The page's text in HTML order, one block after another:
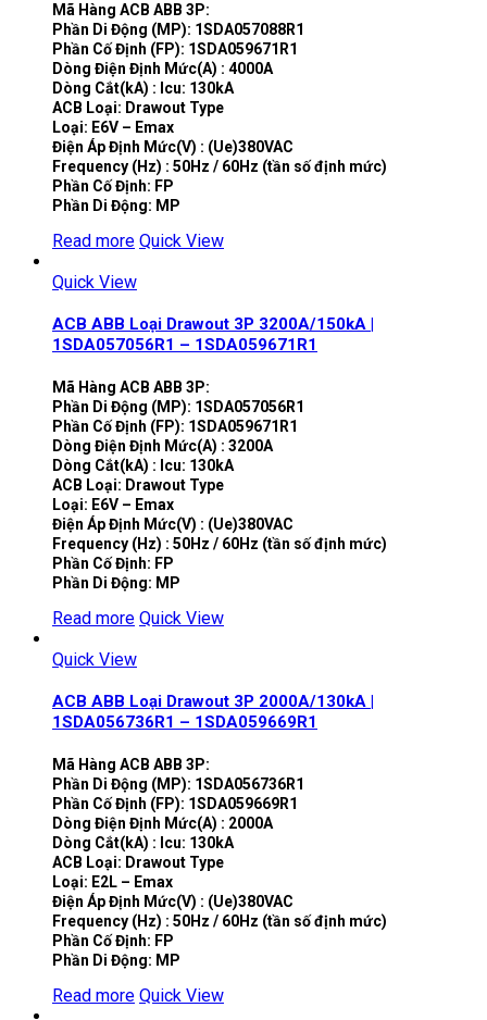
Mã Hàng ACB ABB 3P:
Phần Di Động (MP): 1SDA057088R1
Phần Cố Định (FP): 1SDA059671R1
Dòng Điện Định Mức(A) : 4000A
Dòng Cắt(kA) : Icu: 130kA
ACB Loại: Drawout Type
Loại: E6V – Emax
Điện Áp Định Mức(V) : (Ue)380VAC
Frequency (Hz) : 50Hz / 60Hz (tần số định mức)
Phần Cố Định: FP
Phần Di Động: MP
Read more Quick View
Quick View
ACB ABB Loại Drawout 3P 3200A/150kA |
1SDA057056R1 – 1SDA059671R1
Mã Hàng ACB ABB 3P:
Phần Di Động (MP): 1SDA057056R1
Phần Cố Định (FP): 1SDA059671R1
Dòng Điện Định Mức(A) : 3200A
Dòng Cắt(kA) : Icu: 130kA
ACB Loại: Drawout Type
Loại: E6V – Emax
Điện Áp Định Mức(V) : (Ue)380VAC
Frequency (Hz) : 50Hz / 60Hz (tần số định mức)
Phần Cố Định: FP
Phần Di Động: MP
Read more Quick View
Quick View
ACB ABB Loại Drawout 3P 2000A/130kA |
1SDA056736R1 – 1SDA059669R1
Mã Hàng ACB ABB 3P:
Phần Di Động (MP): 1SDA056736R1
Phần Cố Định (FP): 1SDA059669R1
Dòng Điện Định Mức(A) : 2000A
Dòng Cắt(kA) : Icu: 130kA
ACB Loại: Drawout Type
Loại: E2L – Emax
Điện Áp Định Mức(V) : (Ue)380VAC
Frequency (Hz) : 50Hz / 60Hz (tần số định mức)
Phần Cố Định: FP
Phần Di Động: MP
Read more Quick View